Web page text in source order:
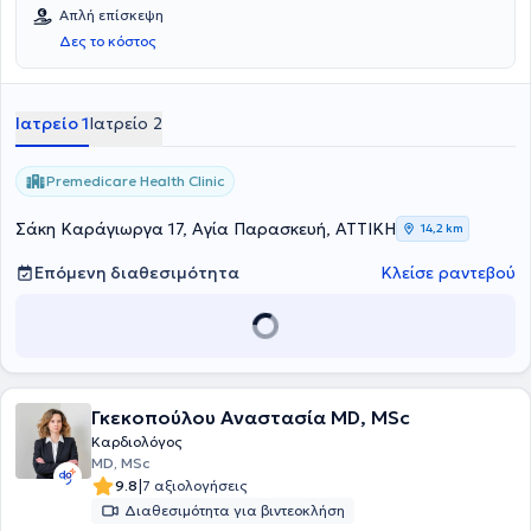
Καρδιολόγος αλλά διατελεί και Επιστημονική Υπεύθυνη του Ομίλου
ΒΙΟΪΑΤΡΙΚΗ. Ειδικεύτηκε στην Καρδιολογία στο Νοσοκομείο
Ευαγγελισμός ενώ έχει διατελέσει Επικουρική Επιμελήτριά στο
Νοσοκομείο Παμμακάριστος. Συνδυάζοντας την πείρα της και την
περιστατικών που άπτονται όλου του φάσματος της Ειδικότητάς της.
Απλή επίσκεψη
Δες το κόστος
Ιατρείο 1Ιατρείο 2
Premedicare Health Clinic
Σάκη Καράγιωργα 17, Αγία Παρασκευή, ΑΤΤΙΚΗ 14,2 km
Επόμενη διαθεσιμότητα Κλείσε ραντεβού
Γκεκοπούλου Αναστασία MD, MSc
Καρδιολόγος
MD, MSc
9.8|7 αξιολογήσεις
Διαθεσιμότητα για βιντεοκλήση